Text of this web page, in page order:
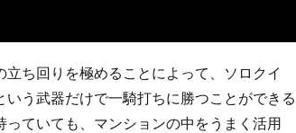
ち回りを極めることによって、ソロクイ
いう武器だけで一騎打ちに勝つことができる
ていても、マンションの中をうまく活用